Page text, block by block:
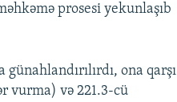
prosesi yekunlaşıb
ona qarşı
vurma) və 221.3-cü